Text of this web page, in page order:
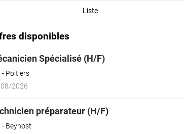
Liste
disponibles
Spécialisé (H/F)(Nouvelle
Poitiers
2026
préparateur (H/F)(Nouvelle
Beynost